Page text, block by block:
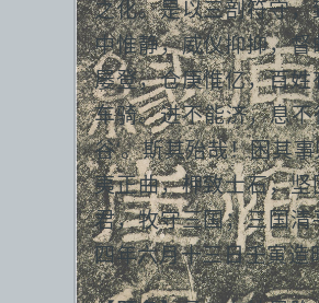
之化。是以三剖符守
中惟静，威仪抑抑，
屡登，仓庚惟亿，百
车骑。进不能济，息
谷’。斯其殆哉！困其
夷正曲，柙致士石，
君，牧守三国；三国
四年六月十三日壬寅造